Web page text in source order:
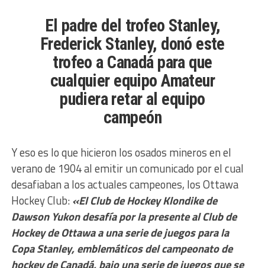
El padre del trofeo Stanley,
Frederick Stanley, donó este
trofeo a Canadá para que
cualquier equipo Amateur
pudiera retar al equipo
campeón
Y eso es lo que hicieron los osados mineros en el
verano de 1904 al emitir un comunicado por el cual
desafiaban a los actuales campeones, los Ottawa
Hockey Club:«El Club de Hockey Klondike de
Dawson Yukon desafía por la presente al Club de
Hockey de Ottawa a una serie de juegos para la
Copa Stanley, emblemáticos del campeonato de